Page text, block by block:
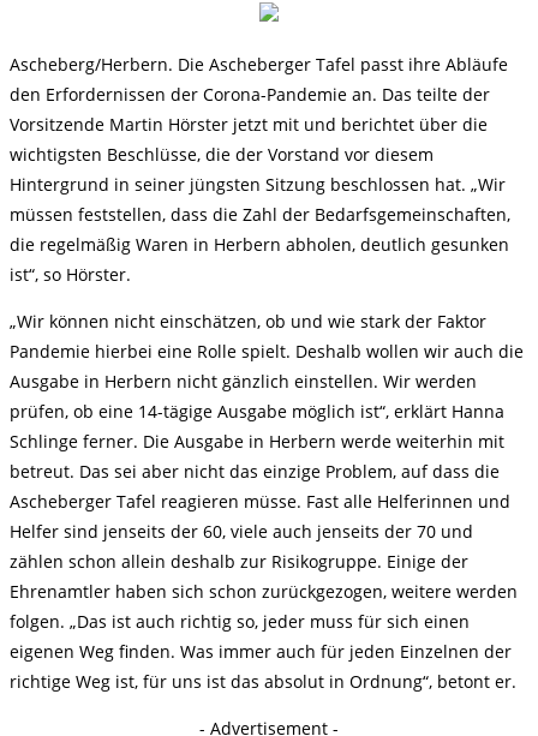
Ascheberg/Herbern. Die Ascheberger Tafel passt ihre Abläufe
den Erfordernissen der Corona-Pandemie an. Das teilte der
Vorsitzende Martin Hörster jetzt mit und berichtet über die
wichtigsten Beschlüsse, die der Vorstand vor diesem
Hintergrund in seiner jüngsten Sitzung beschlossen hat. „Wir
müssen feststellen, dass die Zahl der Bedarfsgemeinschaften,
die regelmäßig Waren in Herbern abholen, deutlich gesunken
ist“, so Hörster.
„Wir können nicht einschätzen, ob und wie stark der Faktor
Pandemie hierbei eine Rolle spielt. Deshalb wollen wir auch die
Ausgabe in Herbern nicht gänzlich einstellen. Wir werden
prüfen, ob eine 14-tägige Ausgabe möglich ist“, erklärt Hanna
Schlinge ferner. Die Ausgabe in Herbern werde weiterhin mit
betreut. Das sei aber nicht das einzige Problem, auf dass die
Ascheberger Tafel reagieren müsse. Fast alle Helferinnen und
Helfer sind jenseits der 60, viele auch jenseits der 70 und
zählen schon allein deshalb zur Risikogruppe. Einige der
Ehrenamtler haben sich schon zurückgezogen, weitere werden
folgen. „Das ist auch richtig so, jeder muss für sich einen
eigenen Weg finden. Was immer auch für jeden Einzelnen der
richtige Weg ist, für uns ist das absolut in Ordnung“, betont er.
- Advertisement -